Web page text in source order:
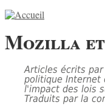
Mozilla
Articles écrits
politique Internet
l'impact des lois
Traduits par la